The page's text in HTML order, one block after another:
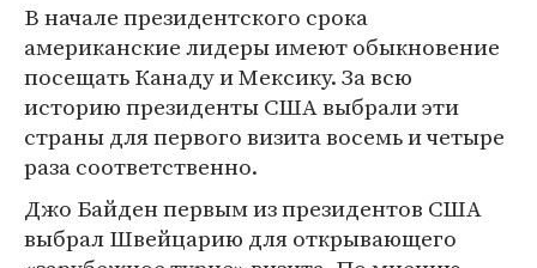
В начале президентского срока
американские лидеры имеют обыкновение
посещать Канаду и Мексику. За всю
историю президенты США выбрали эти
страны для первого визита восемь и четыре
раза соответственно.
Джо Байден первым из президентов США
выбрал Швейцарию для открывающего